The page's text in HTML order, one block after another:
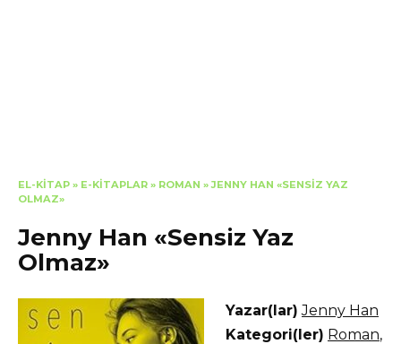
EL-KITAP » E-KITAPLAR » ROMAN »JENNY HAN «SENSIZ YAZ
OLMAZ»
Jenny Han «Sensiz Yaz
Olmaz»
Yazar(lar) Jenny Han
Kategori(ler) Roman,